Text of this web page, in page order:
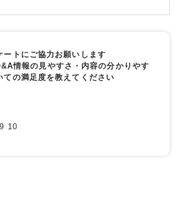
ートにご協力お願いします
情報の見やすさ・内容の分かりやす
ての満足度を教えてください
9 10